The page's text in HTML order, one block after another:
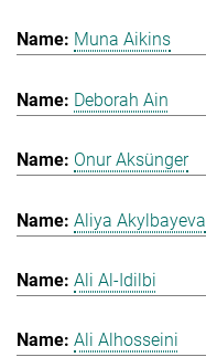
Muna Aikins
Deborah Ain
Onur Aksünger
Aliya Akylbayeva
Ali Al-Idilbi
Ali Alhosseini